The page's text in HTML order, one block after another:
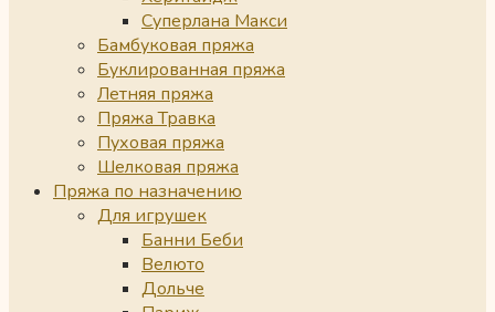
Суперлана Макси
Бамбуковая пряжа
Буклированная пряжа
Летняя пряжа
Пряжа Травка
Пуховая пряжа
Шелковая пряжа
Пряжа по назначению
Для игрушек
Банни Беби
Велюто
Дольче